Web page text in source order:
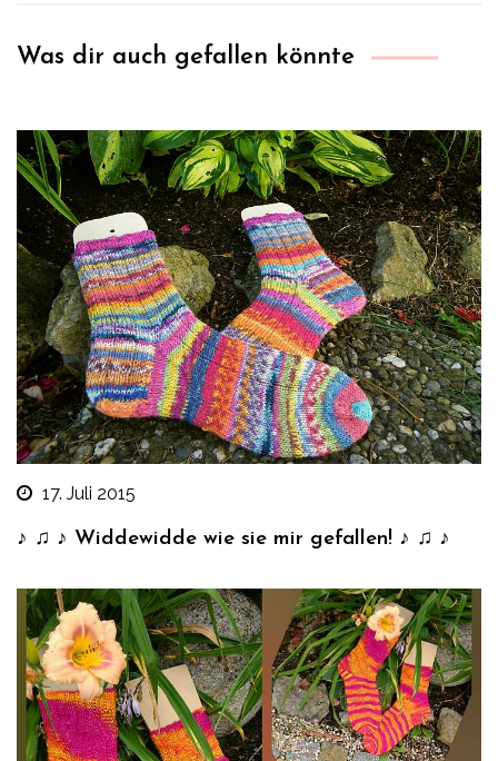
Was dir auch gefallen könnte
17. Juli 2015
♪ ♫ ♪ Widdewidde wie sie mir gefallen! ♪ ♫ ♪